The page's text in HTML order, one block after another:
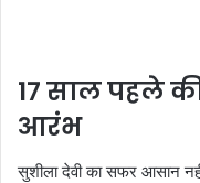
17 साल पहले
आरंभ
सुशीला देवी का सफर आसान